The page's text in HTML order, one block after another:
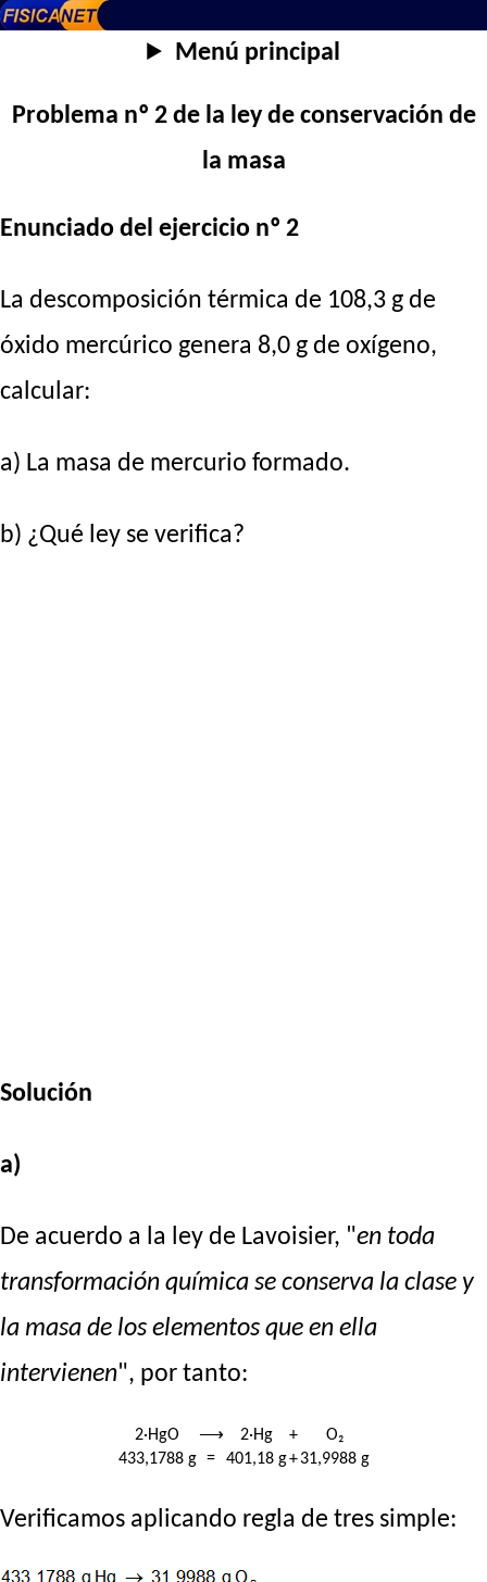
Menú principal
Problema nº 2 de la ley de conservación de
la masa
Enunciado del ejercicio nº 2
La descomposición térmica de 108,3 g de
óxido mercúrico genera 8,0 g de oxígeno,
calcular:
a) La masa de mercurio formado.
b) ¿Qué ley se verifica?
Solución
a)
De acuerdo a la ley de Lavoisier, "en toda
transformación química se conserva la clase y
la masa de los elementos que en ella
intervienen", por tanto:
2·HgO ⟶ 2·Hg +
O₂
433,1788 g = 401,18 g+ 31,9988 g
Verificamos aplicando regla de tres simple: